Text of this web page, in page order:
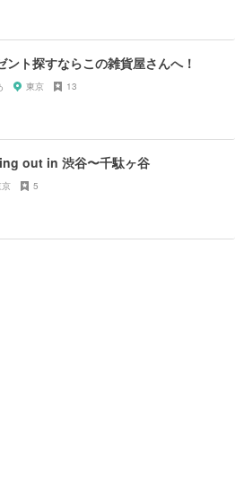
ント探すならこの雑貨屋さんへ！
東京 13
out in 渋谷〜千駄ヶ谷
5